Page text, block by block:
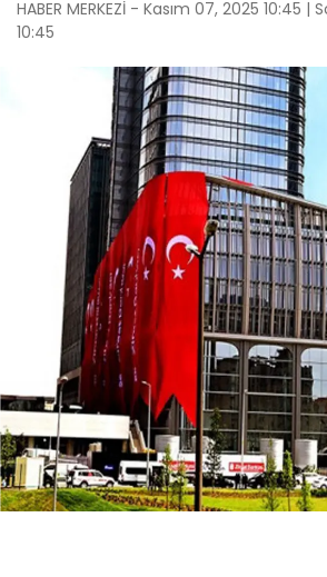
HABER MERKEZİ - Kasım 07, 2025 10:45 |
10:45